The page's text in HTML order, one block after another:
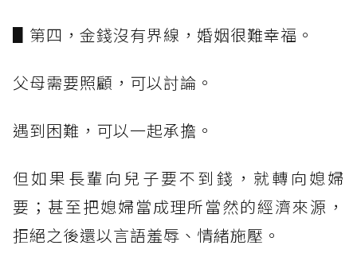
▋第四，金錢沒有界線，婚姻很難幸福。
父母需要照顧，可以討論。
遇到困難，可以一起承擔。
但如果長輩向兒子要不到錢，就轉向媳婦
要；甚至把媳婦當成理所當然的經濟來源，
拒絕之後還以言語羞辱、情緒施壓。